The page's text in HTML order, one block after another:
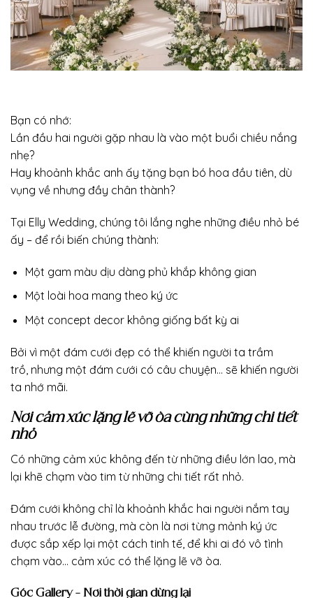
Bạn có nhớ:
Lần đầu hai người gặp nhau là vào một buổi chiều nắng
nhẹ?
Hay khoảnh khắc anh ấy tặng bạn bó hoa đầu tiên, dù
vụng về nhưng đầy chân thành?
Tại Elly Wedding, chúng tôi lắng nghe những điều nhỏ bé
ấy – để rồi biến chúng thành:
Một gam màu dịu dàng phủ khắp không gian
Một loài hoa mang theo ký ức
Một concept decor không giống bất kỳ ai
Bởi vì một đám cưới đẹp có thể khiến người ta trầm
trồ, nhưng một đám cưới có câu chuyện… sẽ khiến người
ta nhớ mãi.
Nơi cảm xúc lặng lẽ vỡ òa cùng những chi tiết
nhỏ
Có những cảm xúc không đến từ những điều lớn lao, mà
lại khẽ chạm vào tim từ những chi tiết rất nhỏ.
Đám cưới không chỉ là khoảnh khắc hai người nắm tay
nhau trước lễ đường, mà còn là nơi từng mảnh ký ức
được sắp xếp lại một cách tinh tế, để khi ai đó vô tình
chạm vào… cảm xúc có thể lặng lẽ vỡ òa.
Góc Gallery – Nơi thời gian dừng lại